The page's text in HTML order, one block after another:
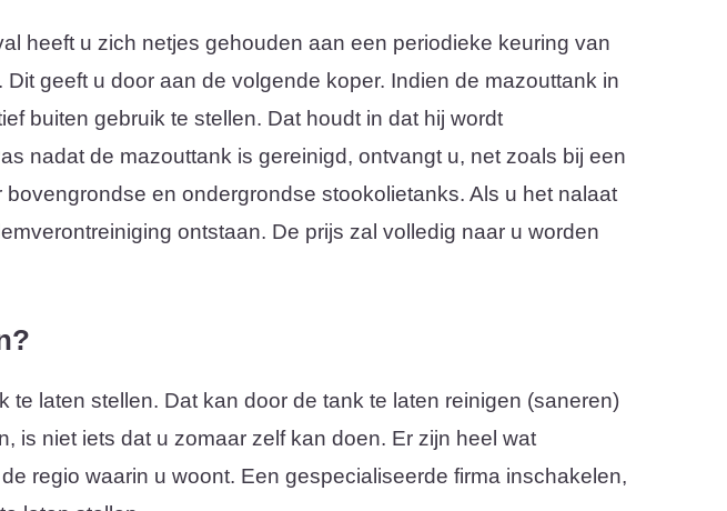
heeft u zich netjes gehouden aan een periodieke keuring van
geeft u door aan de volgende koper. Indien de mazouttank in
buiten gebruik te stellen. Dat houdt in dat hij wordt
nadat de mazouttank is gereinigd, ontvangt u, net zoals bij een
en ondergrondse stookolietanks. Als u het nalaat
ontstaan. De prijs zal volledig naar u worden
laten stellen. Dat kan door de tank te laten reinigen (saneren)
is niet iets dat u zomaar zelf kan doen. Er zijn heel wat
regio waarin u woont. Een gespecialiseerde firma inschakelen,